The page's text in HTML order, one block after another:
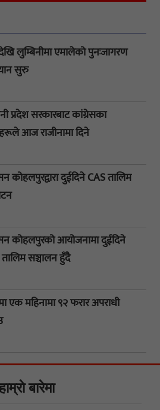
लुम्बिनीमा एमालेको पुनःजागरण
सुरु
प्रदेश सरकारबाट कांग्रेसका
आज राजीनामा दिने
कोहलपुरद्वारा दुईदिने CAS तालिम
कोहलपुरको आयोजनामा दुईदिने
सञ्चालन हुँदै
एक महिनामा ९२ फरार अपराधी
बारेमा